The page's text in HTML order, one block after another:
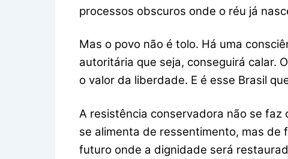
processos obscuros onde o réu já
Mas o povo não é tolo. Há uma
autoritária que seja, conseguirá calar.
o valor da liberdade. E é esse Brasil
A resistência conservadora não se faz
se alimenta de ressentimento, mas de
futuro onde a dignidade será